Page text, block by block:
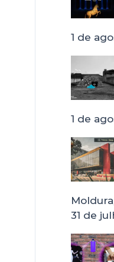
1 de
1 de
31 de